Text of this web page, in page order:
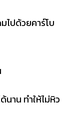
ไปด้วยคาร์โบ
าน ทำให้ไม่หิว